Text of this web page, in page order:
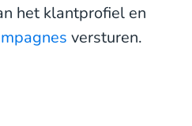
het klantprofiel en
versturen.